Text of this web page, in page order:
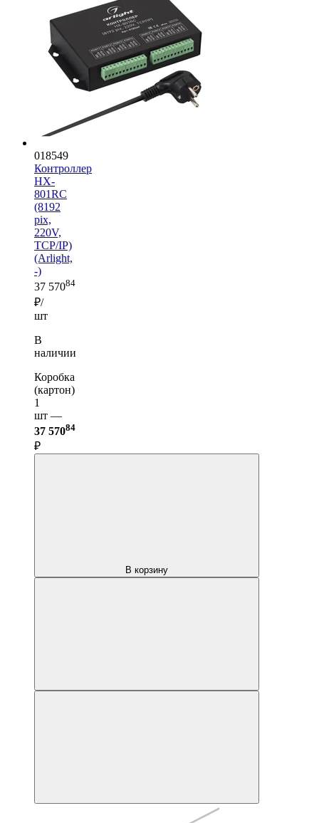
018549
Контроллер
HX-
801RC
(8192
pix,
220V,
TCP/IP)
(Arlight,
-)
37 57084
₽/
шт
В
наличии
Коробка
(картон)
1
шт —
37 57084
₽
В корзину